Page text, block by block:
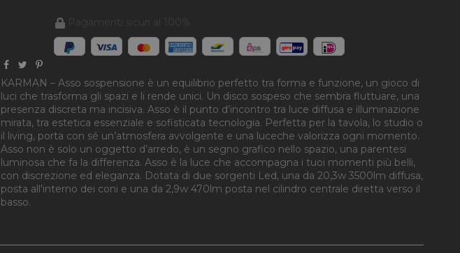
KARMAN – Asso sospensione è un equilibrio perfetto tra forma e funzione, un gioco di
luci che trasforma gli spazi e li rende unici. Un disco sospeso che sembra fluttuare, una
presenza discreta ma incisiva. Asso è il punto d’incontro tra luce diffusa e illuminazione
mirata, tra estetica essenziale e sofisticata tecnologia. Perfetta per la tavola, lo studio o
il living, porta con sé un’atmosfera avvolgente e una luceche valorizza ogni momento.
Asso non è solo un oggetto d’arredo, è un segno grafico nello spazio, una parentesi
luminosa che fa la differenza. Asso è la luce che accompagna i tuoi momenti più belli,
con discrezione ed eleganza. Dotata di due sorgenti Led, una da 20,3w 3500lm diffusa,
posta all'interno dei coni e una da 2,9w 470lm posta nel cilindro centrale diretta verso il
basso.